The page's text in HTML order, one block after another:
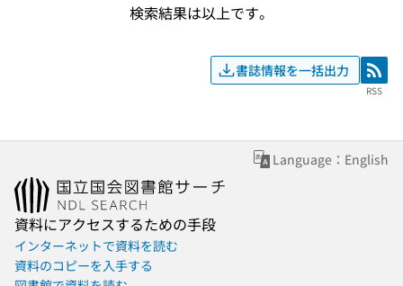
検索結果は以上です。
書誌情報を一括出力 RSS
RSS
Language：English
資料にアクセスするための手段
インターネットで資料を読む
資料のコピーを入手する